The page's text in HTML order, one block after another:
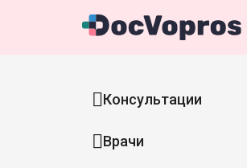
Консультации
Врачи